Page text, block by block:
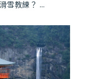
雪教練？ …